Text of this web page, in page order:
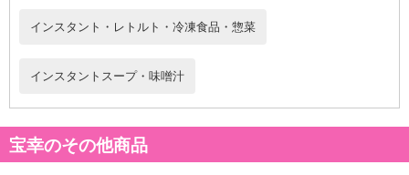
だいた後のご感想をいただくことを目的としており、転売等は固く
転売等、目的以外での利用が確認された場合は、サービス利用を停
発送日カレンダー
インスタント・レトルト・冷凍食品・惣菜
インスタントスープ・味噌汁
宝幸のその他商品